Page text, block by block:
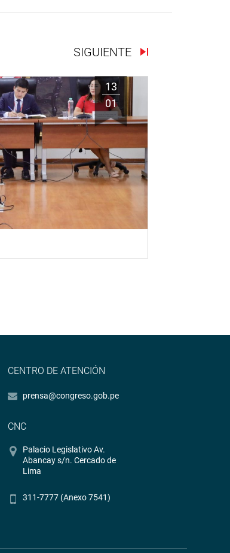
SIGUIENTE
13
01
CENTRO DE ATENCIÓN
prensa@congreso.gob.pe
CNC
Palacio Legislativo Av.
Abancay s/n. Cercado de
Lima
311-7777 (Anexo 7541)